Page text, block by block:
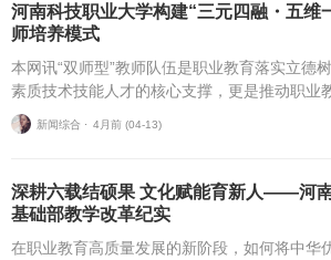
河南科技职业大学构建“三元四融・五维
师培养模式
本网讯“双师型”教师队伍是职业教育落实立德
素质技术技能人才的核心支撑，更是推动职业
能的关键力量。随着我国产业转型升级与技术
越的“双师型”教...
新闻综合 ⋅ 4月前 (04-13)
深耕六载结硕果 文化赋能育新人——河
基础部教学改革纪实
在职业教育高质量发展的新阶段，如何将中华